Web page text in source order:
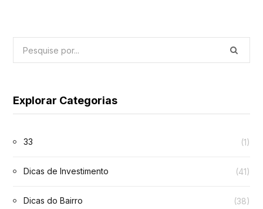
Explorar Categorias
33 (1)
Dicas de Investimento (41)
Dicas do Bairro (38)